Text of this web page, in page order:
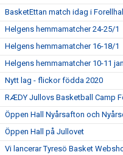
BasketEttan match idag i
Helgens hemmamatcher 24-25/1
Helgens hemmamatcher 16-18/1
Helgens hemmamatcher 10-11
Nytt lag - flickor födda 2020
RÆDY Jullovs Basketball Camp
Öppen Hall Nyårsafton och
Öppen Hall på Jullovet
Vi lancerar Tyresö Basket